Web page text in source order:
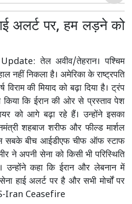
अलर्ट पर, हम लड़ने को
तेल अवीव/तेहरान। पश्चिम
नहीं निकला है। अमेरिका के राष्ट्रपति
की मियाद को बढ़ा दिया है। ट्रंप
कि ईरान की ओर से प्रस्ताव पेश
को आगे बढ़ा रहे हैं। उन्होंने इसका
शहबाज शरीफ और फील्ड मार्शल
सबके बीच आईडीएफ चीफ ऑफ स्टाफ
ने अपनी सेना को किसी भी परिस्थिति
उन्होंने कहा कि ईरान और लेबनान में
हाई अलर्ट पर है और सभी मोर्चों पर
Iran Ceasefire